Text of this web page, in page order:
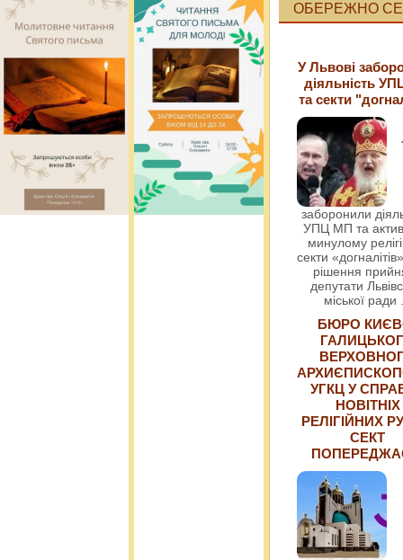
ОБЕРЕЖНО
У Львові
діяльність
та секти
заборонили
УПЦ МП та
минулому
секти
рішення
депутати
міської ради
БЮРО
УГКЦ У
НОВІТНІХ
РЕЛІГІЙНИХ
СЕКТ